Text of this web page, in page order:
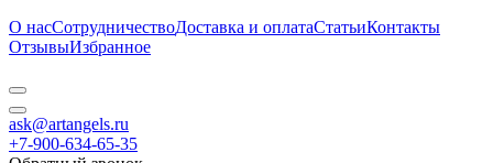
О насСотрудничествоДоставка и оплатаСтатьиКонтакты
ОтзывыИзбранное
ask@artangels.ru
+7-900-634-65-35